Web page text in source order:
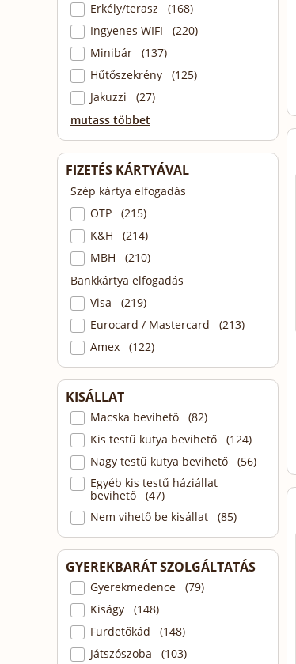
Erkély/terasz (168)
Ingyenes WIFI (220)
Minibár (137)
Hűtőszekrény (125)
Jakuzzi (27)
mutass többet
FIZETÉS KÁRTYÁVAL
Szép kártya elfogadás
OTP (215)
K&H (214)
MBH (210)
Bankkártya elfogadás
Visa (219)
Eurocard / Mastercard (213)
Amex (122)
KISÁLLAT
Macska bevihető (82)
Kis testű kutya bevihető (124)
Nagy testű kutya bevihető (56)
Egyéb kis testű háziállat
bevihető (47)
Nem vihető be kisállat (85)
GYEREKBARÁT SZOLGÁLTATÁS
Gyerekmedence (79)
Kiságy (148)
Fürdetőkád (148)
Játszószoba (103)